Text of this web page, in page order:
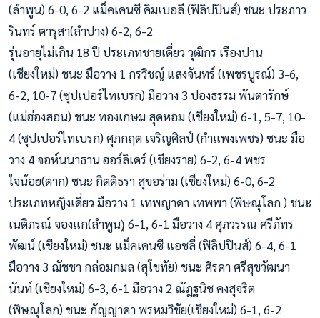
(ลำพูน) 6-0, 6-2 แม็คเคนซี คิมเบอลี (ฟิลิปปินส์) ชนะ ประภาว
รินทร์ ตารุสา(ลำปาง) 6-2, 6-2
รุ่นอายุไม่เกิน 18 ปี ประเภทชายเดี่ยว วุฒิกร เรืองปาน
(เชียงใหม่) ชนะ มือวาง 1 กรวิชญ์ แสงจันทร์ (เพชรบูรณ์) 3-6,
6-2, 10-7 (ซุปเปอร์ไทเบรก) มือวาง 3 ปองธรรม พันตารักษ์
(แม่ฮ่องสอน) ชนะ ทองเกษม สุดหอม (เชียงใหม่) 6-1, 5-7, 10-
4 (ซุปเปอร์ไทเบรก) ศุภกฤต เจริญศิลป์ (กำแพงเพชร) ชนะ มือ
วาง 4 จอห์นนาธาน ฮอร์ลิเดร์ (เชียงราย) 6-2, 6-4 พชร
ใจน้อย(ตาก) ชนะ กิตติธรา สุขอร่าม (เชียงใหม่) 6-0, 6-2
ประเภทหญิงเดี่ยว มือวาง 1 เทพญาดา เทพพา (พิษณุโลก ) ชนะ
เนติภรณ์ จองแก(ลำพูน)ุ 6-1, 6-1 มือวาง 4 ศุภวรรณ ศรีภัทร
พัฒน์ (เชียงใหม่) ชนะ แม็คเคนซี แอชลี่ (ฟิลิปปินส์) 6-4, 6-1
มือวาง 3 ฌัชชา กล่อมกมล (สุโขทัย) ชนะ ศิรดา ศรีสุขวัฒนา
นันท์ (เชียงใหม่) 6-3, 6-1 มือวาง 2 ณัฎฐนิช คงสุจริต
(พิษณุโลก) ชนะ กัญญาดา พรหมวิชัย(เชียงใหม่) 6-1, 6-2